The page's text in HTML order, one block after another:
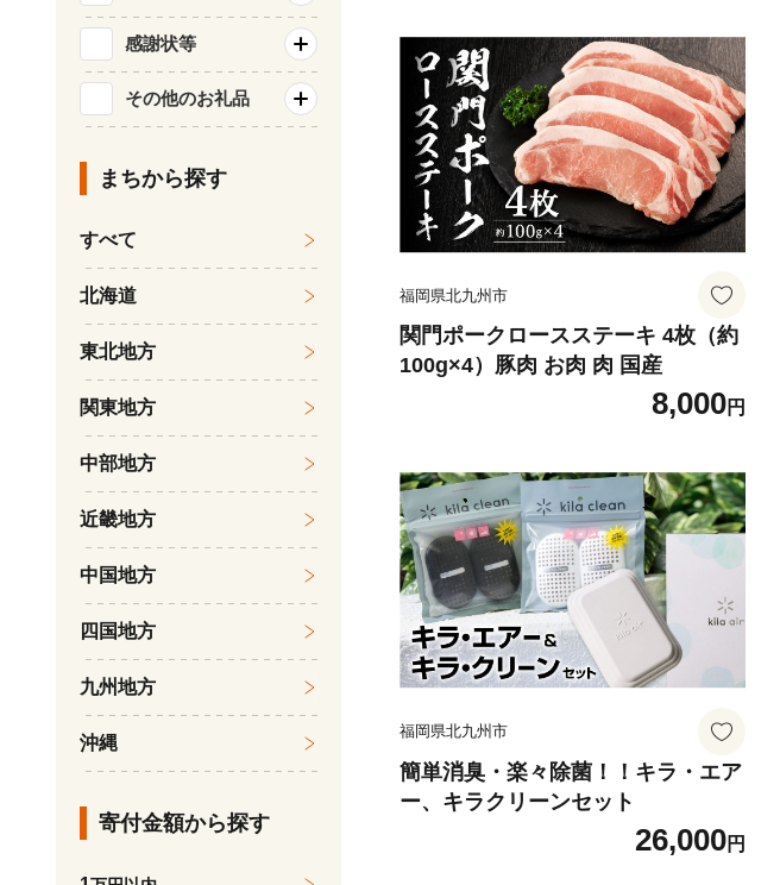
福岡県北九州市
関門ポークロースステーキ 4枚（約
100g×4）豚肉 お肉 肉 国産
8,000円
福岡県北九州市
簡単消臭・楽々除菌！！キラ・エア
ー、キラクリーンセット
26,000円
感謝状等
その他のお礼品
まちから探す
すべて
北海道
東北地方
関東地方
中部地方
近畿地方
中国地方
四国地方
九州地方
沖縄
寄付金額から探す